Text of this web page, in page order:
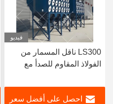
فيديو
LS300 ناقل المسمار من
الفولاذ المقاوم للصدأ مع
محرك مصنع الاسمنت
احصل على أفضل سعر